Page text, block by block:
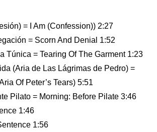
= I Am (Confession)) 2:27
= Scorn And Denial 1:52
Túnica = Tearing Of The Garment 1:23
(Aria de Las Lágrimas de Pedro) =
Of Peter’s Tears) 5:51
Pilato = Morning: Before Pilate 3:46
1:46
1:56